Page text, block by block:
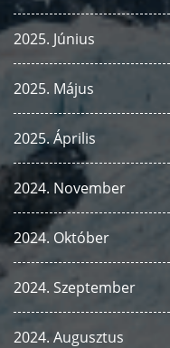
2025. Június
2025. Május
2025. Április
2024. November
2024. Október
2024. Szeptember
2024. Augusztus